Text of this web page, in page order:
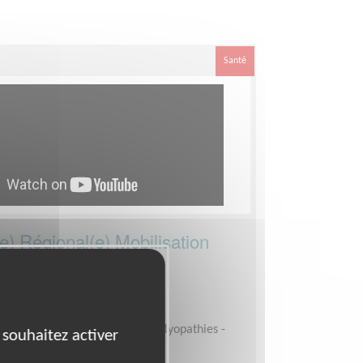
Santé
Régional(e) Mobilisation
Française contre les Myopathies -
activer